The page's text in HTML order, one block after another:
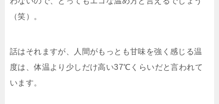
（笑）。
話はそれますが、人間がもっとも甘味を強く感じる温
度は、体温より少しだけ高い37℃くらいだと言われて
います。